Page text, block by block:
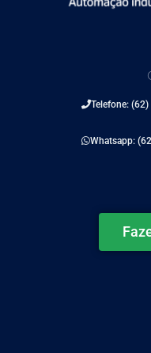
Telefone:
Whatsapp: